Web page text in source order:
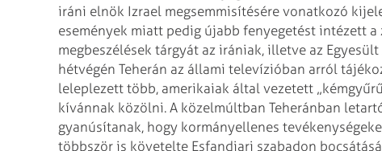
iráni elnök Izrael megsemmisítésére vonatkozó
események miatt pedig újabb fenyegetést intézett a
megbeszélések tárgyát az irániak, illetve az Egyesült
hétvégén Teherán az állami televízióban arról
leleplezett több, amerikaiak által vezetett
kívánnak közölni. A közelmúltban Teheránban
gyanúsítanak, hogy kormányellenes
többször is követelte Esfandiari szabadon